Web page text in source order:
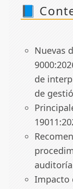
📘
Nuevas
de
de
Impacto